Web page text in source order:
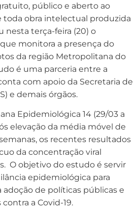
público e aberto ao
obra intelectual produzida
nesta terça-feira (20) o
monitora a presença do
da região Metropolitana do
é uma parceria entre a
com apoio da Secretaria de
e demais órgãos.
Epidemiológica 14 (29/03 a
elevação da média móvel de
os recentes resultados
da concentração viral
O objetivo do estudo é servir
epidemiológica para
adoção de políticas públicas e
a Covid-19.